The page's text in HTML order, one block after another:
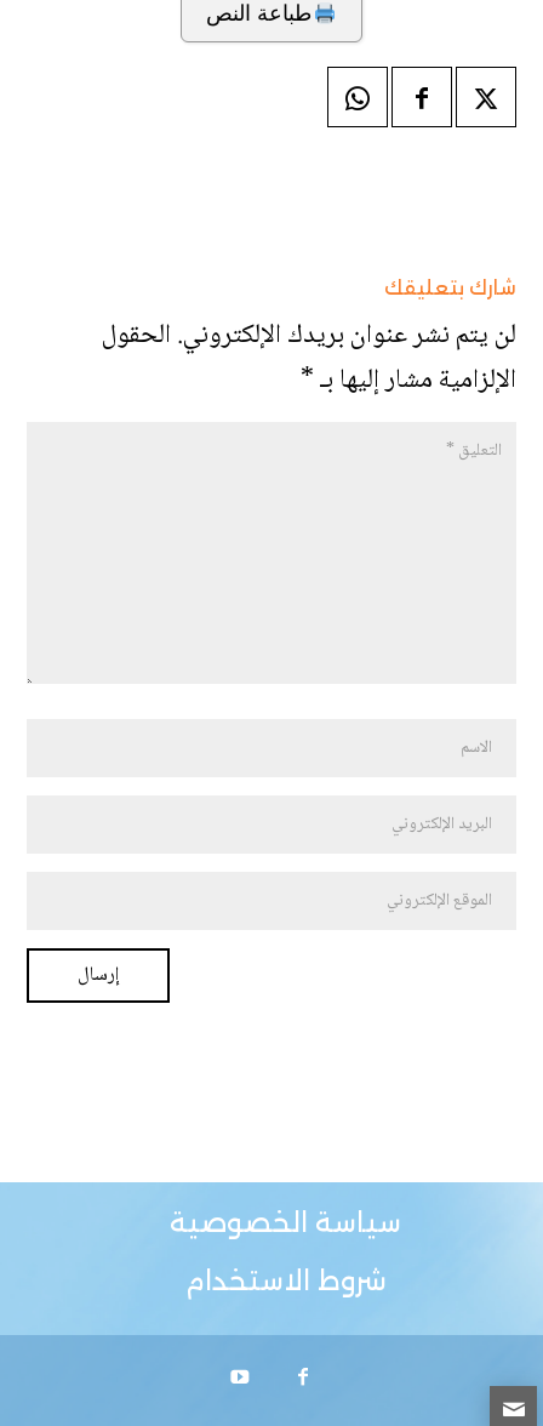
طباعة النص
شارك بتعليقك
لن يتم نشر عنوان بريدك الإلكتروني.الحقول
الإلزامية مشار إليها بـ*
سياسة الخصوصية
شروط الاستخدام